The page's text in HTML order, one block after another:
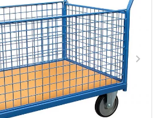
keyboard_arrow_right